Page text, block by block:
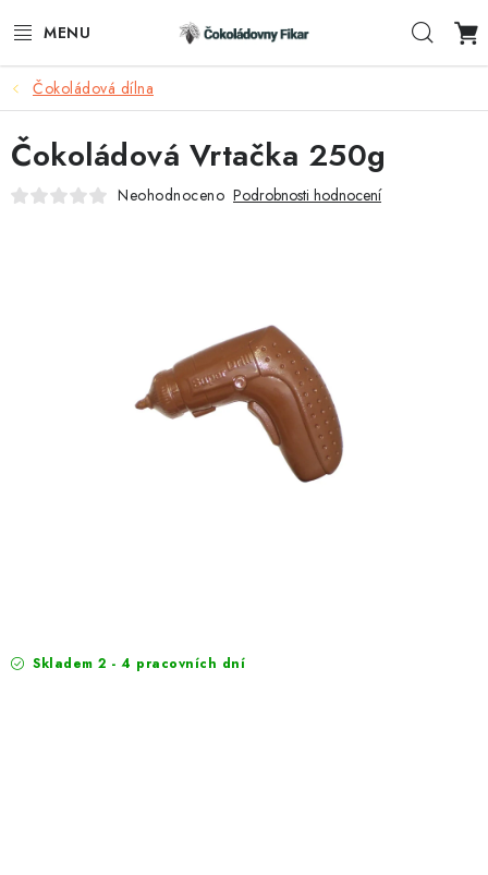
na
ESHOP
REKLAMNÍ VÝROBKY
O NÁS
Čokoládová dílna
Skladem 2 - 4 pracovních dní
Čokoládová Vrtačka 250g
Neohodnoceno Podrobnosti hodnocení